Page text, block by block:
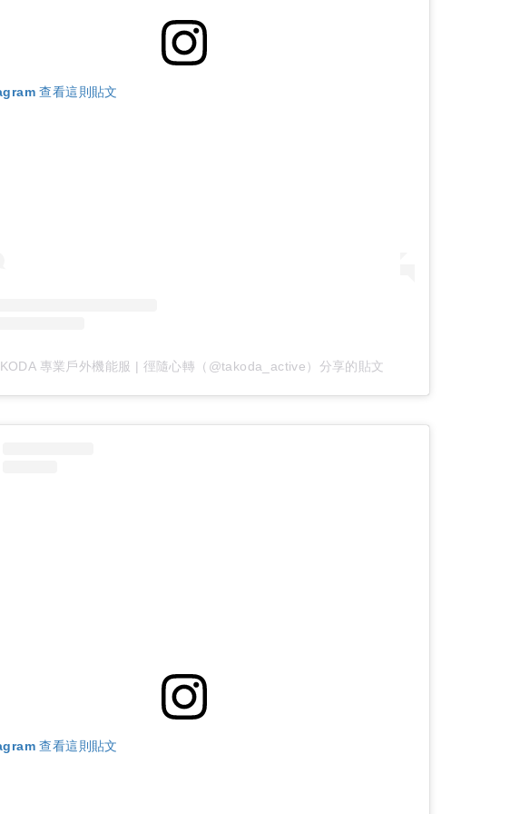
查看這則貼文
專業戶外機能服 | 徑隨心轉（@takoda_active）分享的貼文
查看這則貼文